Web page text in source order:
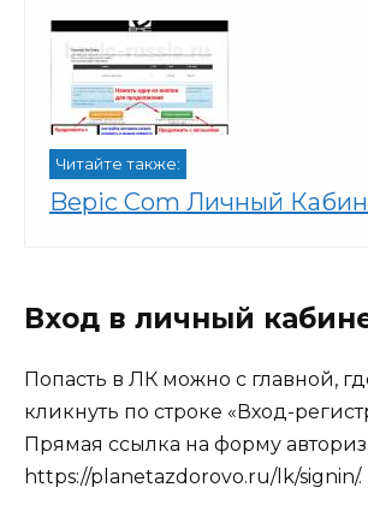
Читайте также:
Bepic Com Личный
Вход в личный
Попасть в ЛК можно с главной,
кликнуть по строке «Вход-
Прямая ссылка на форму
https://planetazdorovo.ru/lk/signin/.